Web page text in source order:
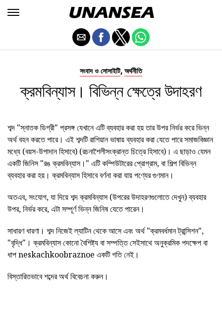
সংবাদ ও সোসাইটি, অর্থনীতি
ক্রমবিন্যাস। বিভিন্ন ক্ষেত্রে উদাহরণ
শব্দ "স্নাতক ডিগ্রী" প্রসঙ্গ যেখানে এটি ব্যবহার করা হয় তার উপর নির্ভর করে ভিন্ন
অর্থ বহন করতে পারে। এই শব্দটি রাশিয়ান ভাষায় ব্যবহার করা যেতে পারে সমাজবিজ্ঞান
মধ্যে (বয়স-উপাদান হিসাবে) (রচনাশৈলীসংক্রান্ত চিত্রে হিসাবে)। এ ছাড়াও যেমন
একটি জিনিস "রঙ ক্রমবিন্যাস।" এটি কম্পিউটারের প্রোগ্রাম, বা শিল্প বিভিন্ন
ব্যবহার করা হয়। ক্রমবিন্যাস হিসাবে বর্ণনা করা যায় পণ্যের গুণমান।
অতএব, সংযোগ, যা দিয়ে শব্দ ক্রমবিন্যাস (উপরের উদাহরণগুলোতে দেখুন) ব্যবহার
উপর, নির্ভর করে, এটা সম্পূর্ণ ভিন্ন জিনিষ যেতে পারেন।
সাধারণ ধারণা। শব্দ নিজেই ল্যাটিন থেকে আসে এবং অর্থ "ক্রমবর্ধমান ট্রান্সিশন",
"বৃদ্ধি"। ক্রমবিন্যাস কোনো বৈশিষ্ট্য বা সম্পত্তি সেইসাথে অনুক্রমিক পদক্ষেপ বা
ধাপ neskachkoobraznoe একটি গতি নেই।
বিস্তারিতভাবে শব্দের অর্থ বিবেচনা করুন।